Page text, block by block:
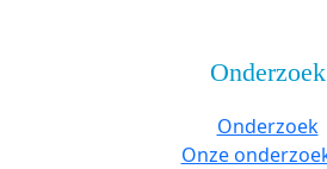
Onderzoek
Onderzoek
Onze